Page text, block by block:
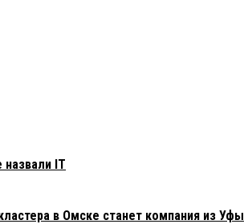
IT
в Омске станет компания из Уфы